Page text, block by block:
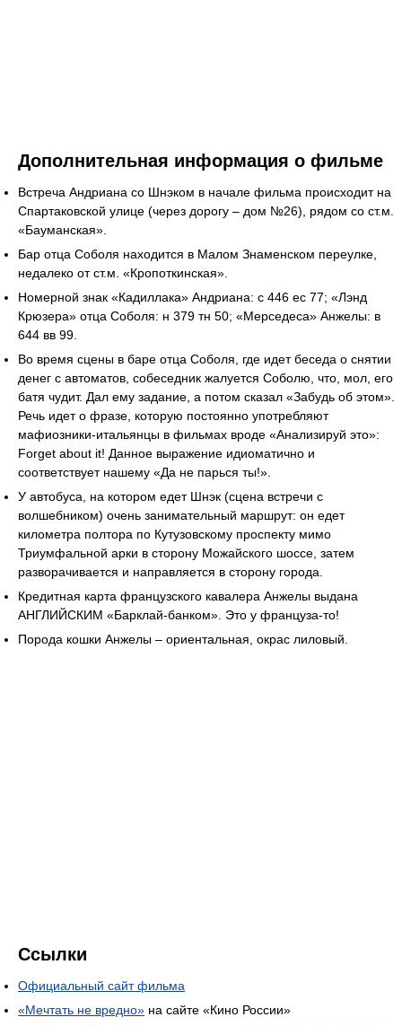
Дополнительная информация о фильме
Встреча Андриана со Шнэком в начале фильма происходит на
Спартаковской улице (через дорогу – дом №26), рядом со ст.м.
«Бауманская».
Бар отца Соболя находится в Малом Знаменском переулке,
недалеко от ст.м. «Кропоткинская».
Номерной знак «Кадиллака» Андриана: с 446 ес 77; «Лэнд
Крюзера» отца Соболя: н 379 тн 50; «Мерседеса» Анжелы: в
644 вв 99.
Во время сцены в баре отца Соболя, где идет беседа о снятии
денег с автоматов, собеседник жалуется Соболю, что, мол, его
батя чудит. Дал ему задание, а потом сказал «Забудь об этом».
Речь идет о фразе, которую постоянно употребляют
мафиозники-итальянцы в фильмах вроде «Анализируй это»:
Forget about it! Данное выражение идиоматично и
соответствует нашему «Да не парься ты!».
У автобуса, на котором едет Шнэк (сцена встречи с
волшебником) очень занимательный маршрут: он едет
километра полтора по Кутузовскому проспекту мимо
Триумфальной арки в сторону Можайского шоссе, затем
разворачивается и направляется в сторону города.
Кредитная карта французского кавалера Анжелы выдана
АНГЛИЙСКИМ «Барклай-банком». Это у француза-то!
Порода кошки Анжелы – ориентальная, окрас лиловый.
Ссылки
Официальный сайт фильма
«Мечтать не вредно» на сайте «Кино России»